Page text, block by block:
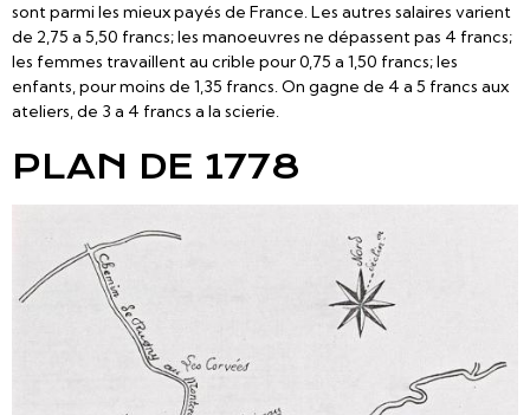
sont parmi les mieux payés de France. Les autres salaires varient
de 2,75 a 5,50 francs; les manoeuvres ne dépassent pas 4 francs;
les femmes travaillent au crible pour 0,75 a 1,50 francs; les
enfants, pour moins de 1,35 francs. On gagne de 4 a 5 francs aux
ateliers, de 3 a 4 francs a la scierie.
PLAN DE 1778